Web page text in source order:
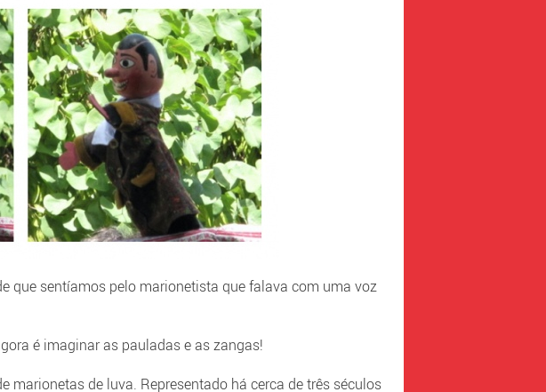
que sentíamos pelo marionetista que falava com uma voz
é imaginar as pauladas e as zangas!
de luva. Representado há cerca de três séculos